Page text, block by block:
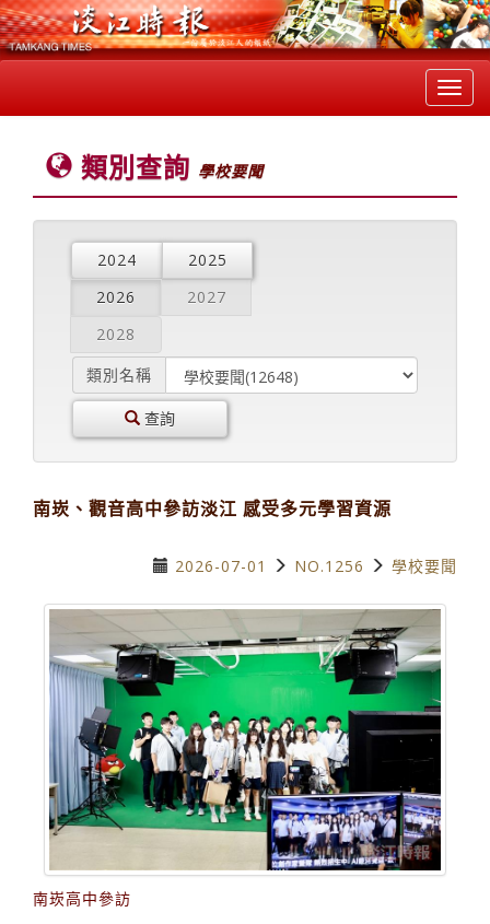
類別查詢 學校要聞
2024
2025
2026
2027
2028
類別名稱
查詢
南崁、觀音高中參訪淡江 感受多元學習資源
2026-07-01 NO.1256 學校要聞
南崁高中參訪